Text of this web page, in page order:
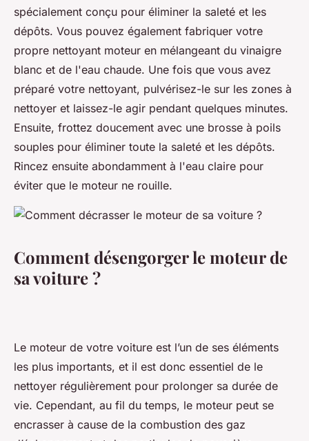
spécialement conçu pour éliminer la saleté et les
dépôts. Vous pouvez également fabriquer votre
propre nettoyant moteur en mélangeant du vinaigre
blanc et de l'eau chaude. Une fois que vous avez
préparé votre nettoyant, pulvérisez-le sur les zones à
nettoyer et laissez-le agir pendant quelques minutes.
Ensuite, frottez doucement avec une brosse à poils
souples pour éliminer toute la saleté et les dépôts.
Rincez ensuite abondamment à l'eau claire pour
éviter que le moteur ne rouille.
Comment désengorger le moteur de
sa voiture ?
Le moteur de votre voiture est l’un de ses éléments
les plus importants, et il est donc essentiel de le
nettoyer régulièrement pour prolonger sa durée de
vie. Cependant, au fil du temps, le moteur peut se
encrasser à cause de la combustion des gaz